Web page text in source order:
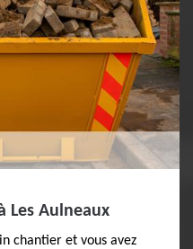
Les Aulneaux
chantier et vous avez